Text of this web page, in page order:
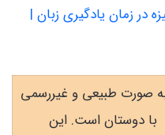
در زمان یادگیری زبان |
به صورت طبیعی و غیررسمی
با دوستان است. این